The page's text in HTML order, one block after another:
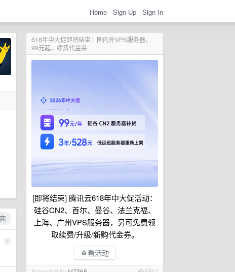
Home Sign Up Sign In
618年中大促即将结束：国内外VPS服务器，
99元起，续费代金券
[即将结束] 腾讯云618年中大促活动：
硅谷CN2、首尔、曼谷、法兰克福、
上海、广州VPS服务器，另可免费领
取续费/升级/新购代金券。
查看活动
1